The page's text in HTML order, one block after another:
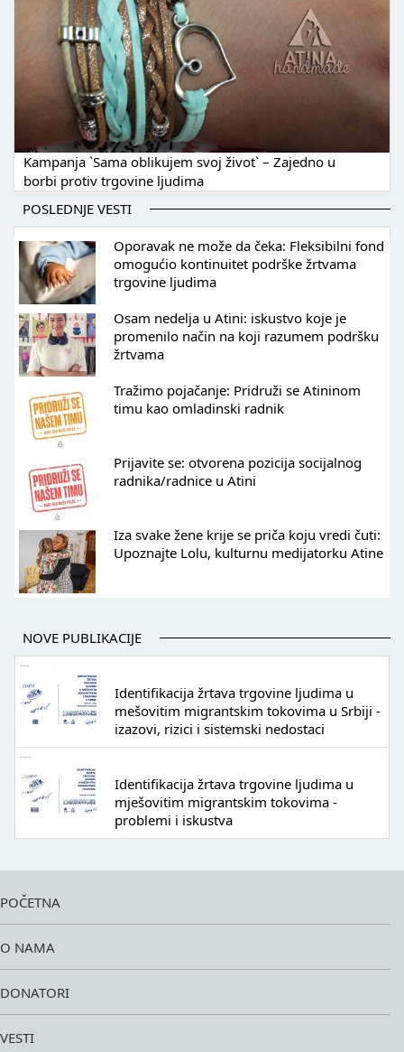
Kampanja `Sama oblikujem svoj život` – Zajedno u
borbi protiv trgovine ljudima
POSLEDNJE VESTI
Oporavak ne može da čeka: Fleksibilni fond
omogućio kontinuitet podrške žrtvama
trgovine ljudima
Osam nedelja u Atini: iskustvo koje je
promenilo način na koji razumem podršku
žrtvama
Tražimo pojačanje: Pridruži se Atininom
timu kao omladinski radnik
Prijavite se: otvorena pozicija socijalnog
radnika/radnice u Atini
Iza svake žene krije se priča koju vredi čuti:
Upoznajte Lolu, kulturnu medijatorku Atine
NOVE PUBLIKACIJE
Identifikacija žrtava trgovine ljudima u
mešovitim migrantskim tokovima u Srbiji -
izazovi, rizici i sistemski nedostaci
Identifikacija žrtava trgovine ljudima u
mješovitim migrantskim tokovima -
problemi i iskustva
POČETNA
O NAMA
DONATORI
VESTI